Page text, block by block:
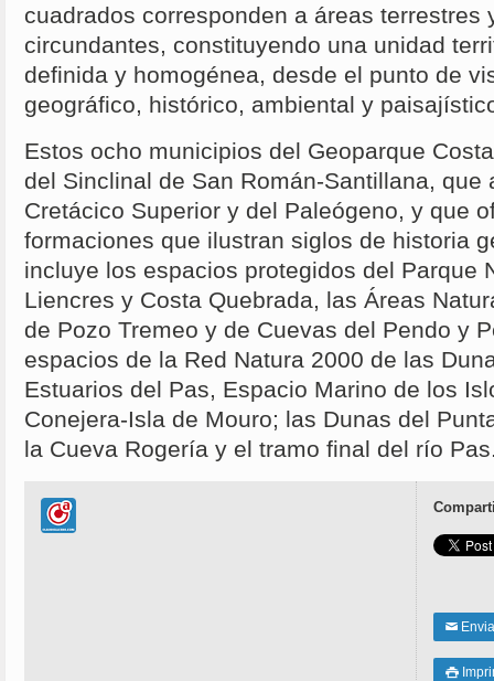
cuadrados corresponden a áreas terrestres
circundantes, constituyendo una unidad
definida y homogénea, desde el punto de
geográfico, histórico, ambiental y
Estos ocho municipios del Geoparque
del Sinclinal de San Román-Santillana, que
Cretácico Superior y del Paleógeno, y que
formaciones que ilustran siglos de historia
incluye los espacios protegidos del Parque
Liencres y Costa Quebrada, las Áreas
de Pozo Tremeo y de Cuevas del Pendo y
espacios de la Red Natura 2000 de las
Estuarios del Pas, Espacio Marino de los
Conejera-Isla de Mouro; las Dunas del
la Cueva Rogería y el tramo final del río
✉
